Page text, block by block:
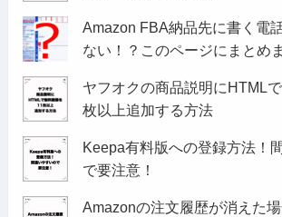
Amazon FBA納品先に書く電
ない！？このページにまとめ
ヤフオクの商品説明にHTML
枚以上追加する方法
Keepa有料版への登録方法！
で要注意！
Amazonの注文履歴が消えた